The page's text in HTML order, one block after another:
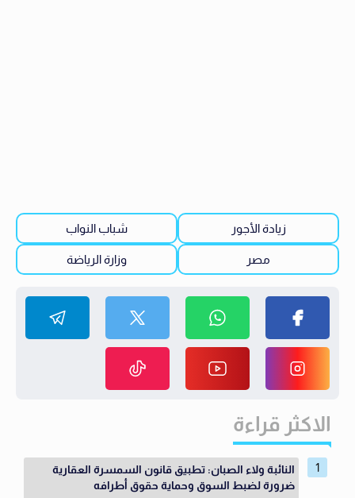
زيادة الأجور شباب النواب
مصر وزارة الرياضة
الاكثر قراءة
النائبة ولاء الصبان: تطبيق قانون السمسرة العقارية
ضرورة لضبط السوق وحماية حقوق أطرافه